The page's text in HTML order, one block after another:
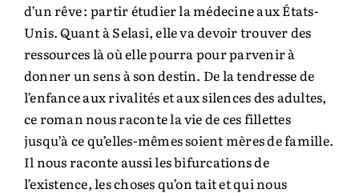
d’un rêve : partir étudier la médecine aux États-
Unis. Quant à Selasi, elle va devoir trouver des
ressources là où elle pourra pour parvenir à
donner un sens à son destin. De la tendresse de
l’enfance aux rivalités et aux silences des adultes,
ce roman nous raconte la vie de ces fillettes
jusqu’à ce qu’elles-mêmes soient mères de famille.
Il nous raconte aussi les bifurcations de
l’existence, les choses qu’on tait et qui nous